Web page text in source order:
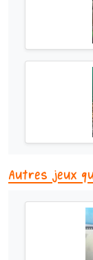
Autres jeux